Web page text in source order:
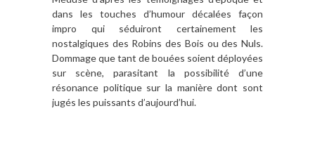
dans les touches d’humour décalées façon
impro qui séduiront certainement les
nostalgiques des Robins des Bois ou des Nuls.
Dommage que tant de bouées soient déployées
sur scène, parasitant la possibilité d’une
résonance politique sur la manière dont sont
jugés les puissants d’aujourd’hui.